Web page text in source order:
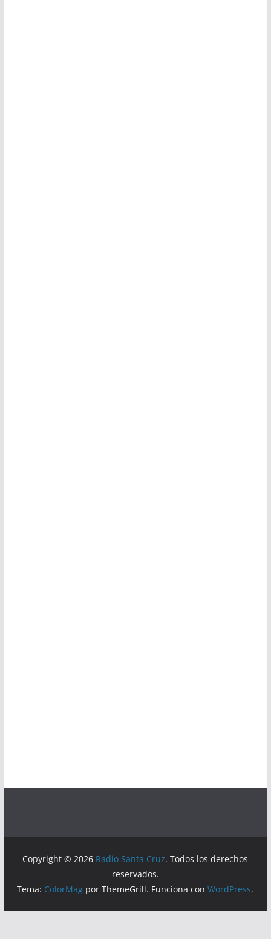
Copyright © 2026 Radio Santa Cruz. Todos los derechos
reservados.
Tema: ColorMag por ThemeGrill. Funciona conWordPress.